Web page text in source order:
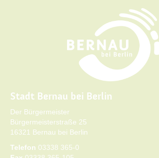
Stadt Bernau bei Berlin
Der Bürgermeister
Bürgermeisterstraße 25
16321 Bernau bei Berlin
Telefon 03338 365-0